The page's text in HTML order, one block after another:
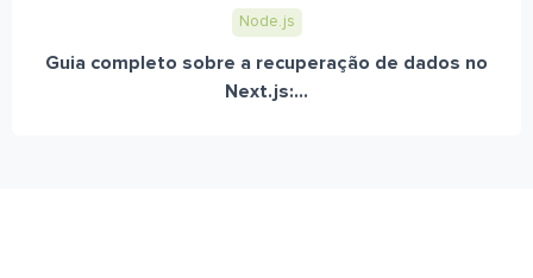
Node.js
Guia completo sobre a recuperação de dados no
Next.js:...